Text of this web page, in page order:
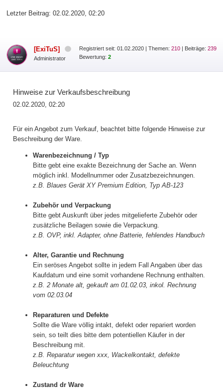
Letzter Beitrag: 02.02.2020, 02:20
[ExiTuS]
Administrator
Registriert seit: 01.02.2020 |Themen:210 | Beiträge:239
Bewertung:2
Hinweise zur Verkaufsbeschreibung
02.02.2020, 02:20
Für ein Angebot zum Verkauf, beachtet bitte folgende Hinweise zur
Beschreibung der Ware.
Warenbezeichnung / Typ
Bitte gebt eine exakte Bezeichnung der Sache an. Wenn
möglich inkl. Modellnummer oder Zusatzbezeichnungen.
z.B. Blaues Gerät XY Premium Edition, Typ AB-123
Zubehör und Verpackung
Bitte gebt Auskunft über jedes mitgelieferte Zubehör oder
zusätzliche Beilagen sowie die Verpackung.
z.B. OVP, inkl. Adapter, ohne Batterie, fehlendes Handbuch
Alter, Garantie und Rechnung
Ein seröses Angebot sollte in jedem Fall Angaben über das
Kaufdatum und eine somit vorhandene Rechnung enthalten.
z.B. 2 Monate alt, gekauft am 01.02.03, inkol. Rechnung
vom 02.03.04
Reparaturen und Defekte
Sollte die Ware völlig intakt, defekt oder repariert worden
sein, so teilt dies bitte dem potentiellen Käufer in der
Beschreibung mit.
z.B. Reparatur wegen xxx, Wackelkontakt, defekte
Beleuchtung
Zustand dr Ware